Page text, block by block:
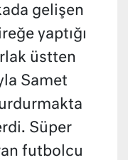
gelişen
yaptığı
üstten
Samet
Süper
futbolcu